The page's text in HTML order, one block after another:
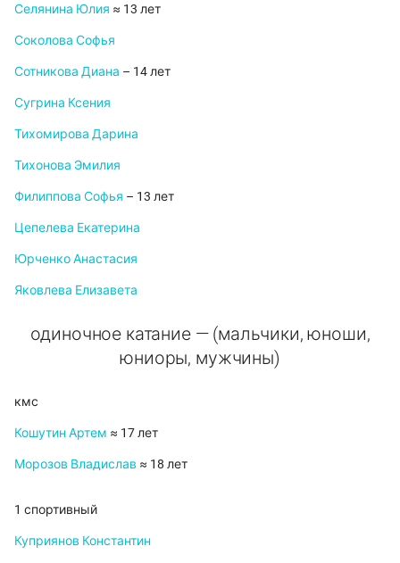
Селянина Юлия ≈ 13 лет
Соколова Софья
Сотникова Диана – 14 лет
Сугрина Ксения
Тихомирова Дарина
Тихонова Эмилия
Филиппова Софья – 13 лет
Цепелева Екатерина
Юрченко Анастасия
Яковлева Елизавета
одиночное катание — (мальчики, юноши,
юниоры, мужчины)
кмс
Кошутин Артем ≈ 17 лет
Морозов Владислав ≈ 18 лет
1 спортивный
Куприянов Константин